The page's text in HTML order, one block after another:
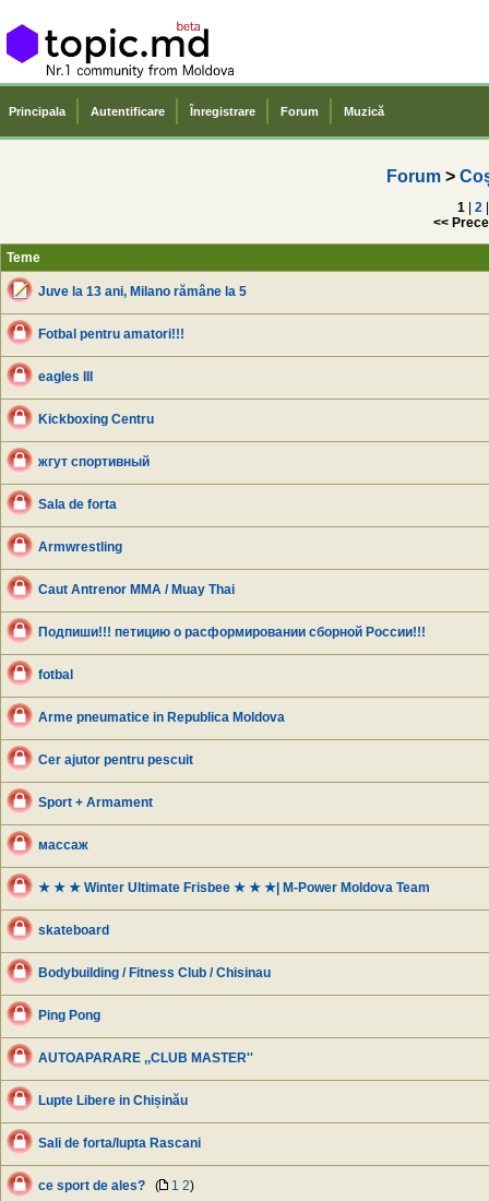
Principala Autentificare Înregistrare Forum Muzică
Forum >
1 | 2 |
<<
Teme
Juve la 13 ani, Milano rămâne la 5
Fotbal pentru amatori!!!
eagles III
Kickboxing Centru
жгут спортивный
Sala de forta
Armwrestling
Caut Antrenor MMA / Muay Thai
Подпиши!!! петицию о расформировании сборной России!!!
fotbal
Arme pneumatice in Republica Moldova
Cer ajutor pentru pescuit
Sport + Armament
массаж
★ ★ ★ Winter Ultimate Frisbee ★ ★ ★| M-Power Moldova Team
skateboard
Bodybuilding / Fitness Club / Chisinau
Ping Pong
AUTOAPARARE ,,CLUB MASTER''
Lupte Libere in Chișinău
Sali de forta/lupta Rascani
ce sport de ales? ( 1 2)